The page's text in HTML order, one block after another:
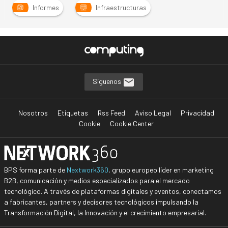
Informes Infraestructuras
Síguenos
Nosotros Etiquetas Rss Feed Aviso Legal
Privacidad
Cookie
Cookie Center
BPS forma parte de Nextwork360, grupo europeo líder en marketing
B2B, comunicación y medios especializados para el mercado
tecnológico. A través de plataformas digitales y eventos, conectamos
a fabricantes, partners y decisores tecnológicos impulsando la
Transformación Digital, la Innovación y el crecimiento empresarial.